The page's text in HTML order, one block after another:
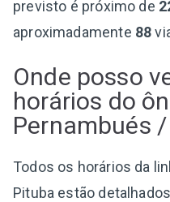
previsto é próximo de
aproximadamente 88
Onde posso
horários do
Pernambués
Todos os horários da
Pituba estão